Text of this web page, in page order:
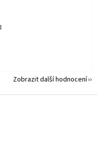
5 hvězdiček.
Zobrazit další hodnocení